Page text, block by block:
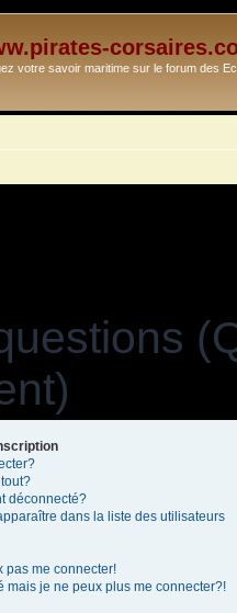
votre savoir maritime sur le forum des
déconnecté?
dans la liste des utilisateurs
pas me connecter!
mais je ne peux plus me connecter?!